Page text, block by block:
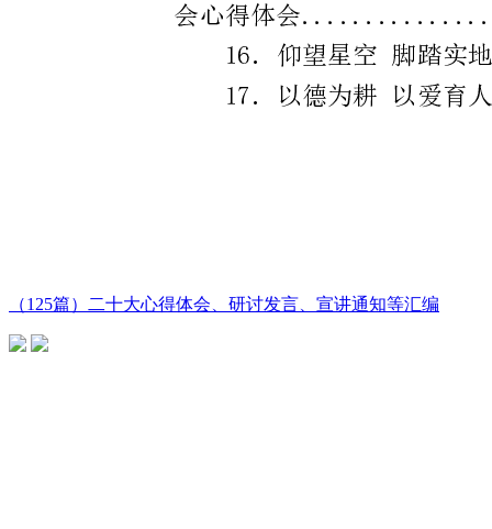
（125篇）二十大心得体会、研讨发言、宣讲通知等汇编